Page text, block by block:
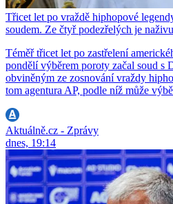
Třicet let po vraždě hiphopové
soudem. Ze čtyř podezřelých je
Téměř třicet let po zastřelení
pondělí výběrem poroty začal soud
obviněným ze zosnování vraždy
tom agentura AP, podle níž může
Aktuálně.cz - Zprávy
dnes, 19:14